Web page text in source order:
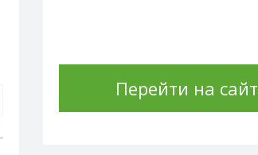
Перейти на сайт